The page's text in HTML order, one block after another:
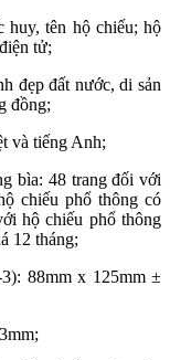
huy, tên hộ chiếu; hộ
tử;
đẹp đất nước, di sản
đồng;
và tiếng Anh;
bìa: 48 trang đối với
chiếu phổ thông có
hộ chiếu phổ thông
12 tháng;
88mm x 125mm ±